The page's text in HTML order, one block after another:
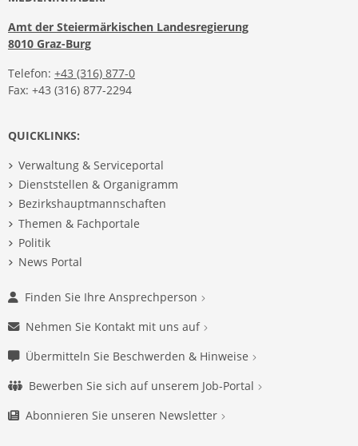
Amt der Steiermärkischen Landesregierung
8010 Graz-Burg
Telefon: +43 (316) 877-0
Fax: +43 (316) 877-2294
QUICKLINKS:
Verwaltung & Serviceportal
Dienststellen & Organigramm
Bezirkshauptmannschaften
Themen & Fachportale
Politik
News Portal
Finden Sie Ihre Ansprechperson
Nehmen Sie Kontakt mit uns auf
Übermitteln Sie Beschwerden & Hinweise
Bewerben Sie sich auf unserem Job-Portal
Abonnieren Sie unseren Newsletter